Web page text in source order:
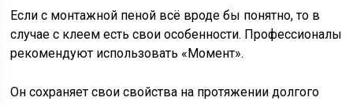
Если с монтажной пеной всё вроде бы понятно, то в
случае с клеем есть свои особенности. Профессионалы
рекомендуют использовать «Момент».
Он сохраняет свои свойства на протяжении долгого